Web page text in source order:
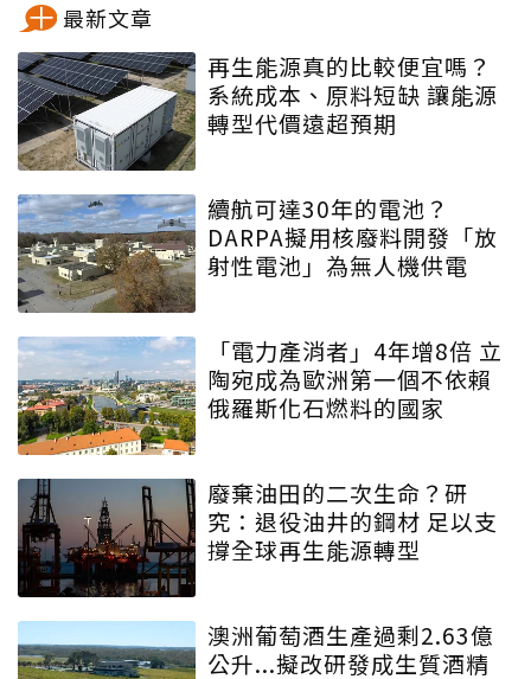
最新文章
再生能源真的比較便宜嗎？
系統成本、原料短缺 讓能源
轉型代價遠超預期
續航可達30年的電池？
DARPA擬用核廢料開發「放
射性電池」為無人機供電
「電力產消者」4年增8倍 立
陶宛成為歐洲第一個不依賴
俄羅斯化石燃料的國家
廢棄油田的二次生命？研
究：退役油井的鋼材 足以支
撐全球再生能源轉型
澳洲葡萄酒生產過剩2.63億
公升...擬改研發成生質酒精